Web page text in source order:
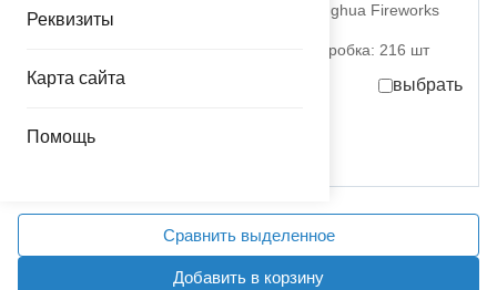
Реквизиты
Карта сайта
Помощь
1510-0014 Pingxiang Ronghua Fireworks
партия поставки: 1 шт коробка: 216 шт
выбрать
1 970,00
Сравнить выделенное
Добавить в корзину